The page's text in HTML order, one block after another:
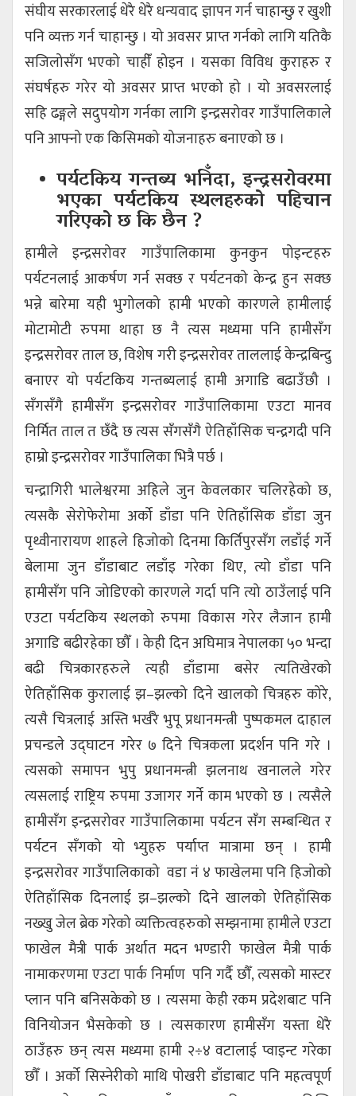
संघीय सरकारलाई धेरै धेरै धन्यवाद ज्ञापन गर्न चाहान्छु र खुशी
पनि व्यक्त गर्न चाहान्छु । यो अवसर प्राप्त गर्नको लागि यतिकै
सजिलोसँग भएको चाहीँ होइन । यसका विविध कुराहरु र
संघर्षहरु गरेर यो अवसर प्राप्त भएको हो । यो अवसरलाई
सहि ढङ्गले सदुपयोग गर्नका लागि इन्द्रसरोवर गाउँपालिकाले
पनि आफ्नो एक किसिमको योजनाहरु बनाएको छ ।
पर्यटकिय गन्तब्य भनिँदा, इन्द्रसरोवरमा
भएका पर्यटकिय स्थलहरुको पहिचान
गरिएको छ कि छैन ?
हामीले इन्द्रसरोवर गाउँपालिकामा कुनकुन पोइन्टहरु
पर्यटनलाई आकर्षण गर्न सक्छ र पर्यटनको केन्द्र हुन सक्छ
भन्ने बारेमा यही भुगोलको हामी भएको कारणले हामीलाई
मोटामोटी रुपमा थाहा छ नै त्यस मध्यमा पनि हामीसँग
इन्द्रसरोवर ताल छ, विशेष गरी इन्द्रसरोवर ताललाई केन्द्रबिन्दु
बनाएर यो पर्यटकिय गन्तब्यलाई हामी अगाडि बढाउँछौ ।
सँगसँगै हामीसँग इन्द्रसरोवर गाउँपालिकामा एउटा मानव
निर्मित ताल त छँदै छ त्यस सँगसँगै ऐतिहाँसिक चन्द्रगदी पनि
हाम्रो इन्द्रसरोवर गाउँपालिका भित्रै पर्छ ।
चन्द्रागिरी भालेश्वरमा अहिले जुन केवलकार चलिरहेको छ,
त्यसकै सेरोफेरोमा अर्को डाँडा पनि ऐतिहाँसिक डाँडा जुन
पृथ्वीनारायण शाहले हिजोको दिनमा किर्तिपुरसँग लडाँई गर्ने
बेलामा जुन डाँडाबाट लडाँइ गरेका थिए, त्यो डाँडा पनि
हामीसँग पनि जोडिएको कारणले गर्दा पनि त्यो ठाउँलाई पनि
एउटा पर्यटकिय स्थलको रुपमा विकास गरेर लैजान हामी
अगाडि बढीरहेका छौँ । केही दिन अघिमात्र नेपालका ५० भन्दा
बढी चित्रकारहरुले त्यही डाँडामा बसेर त्यतिखेरको
ऐतिहाँसिक कुरालाई झ–झल्को दिने खालको चित्रहरु कोरे,
त्यसै चित्रलाई अस्ति भर्खरै भुपू प्रधानमन्त्री पुष्पकमल दाहाल
प्रचन्डले उद्घाटन गरेर ७ दिने चित्रकला प्रदर्शन पनि गरे ।
त्यसको समापन भुपु प्रधानमन्त्री झलनाथ खनालले गरेर
त्यसलाई राष्ट्रिय रुपमा उजागर गर्ने काम भएको छ । त्यसैले
हामीसँग इन्द्रसरोवर गाउँपालिकामा पर्यटन सँग सम्बन्धित र
पर्यटन सँगको यो भ्युहरु पर्याप्त मात्रामा छन् । हामी
इन्द्रसरोवर गाउँपालिकाको वडा नं ४ फाखेलमा पनि हिजोको
ऐतिहाँसिक दिनलाई झ–झल्को दिने खालको ऐतिहाँसिक
नख्खु जेल ब्रेक गरेको व्यक्तित्वहरुको सम्झनामा हामीले एउटा
फाखेल मैत्री पार्क अर्थात मदन भण्डारी फाखेल मैत्री पार्क
नामाकरणमा एउटा पार्क निर्माण पनि गर्दै छौँ, त्यसको मास्टर
प्लान पनि बनिसकेको छ । त्यसमा केही रकम प्रदेशबाट पनि
विनियोजन भैसकेको छ । त्यसकारण हामीसँग यस्ता धेरै
ठाउँहरु छन् त्यस मध्यमा हामी २÷४ वटालाई प्वाइन्ट गरेका
छौँ । अर्को सिस्नेरीको माथि पोखरी डाँडाबाट पनि महत्वपूर्ण